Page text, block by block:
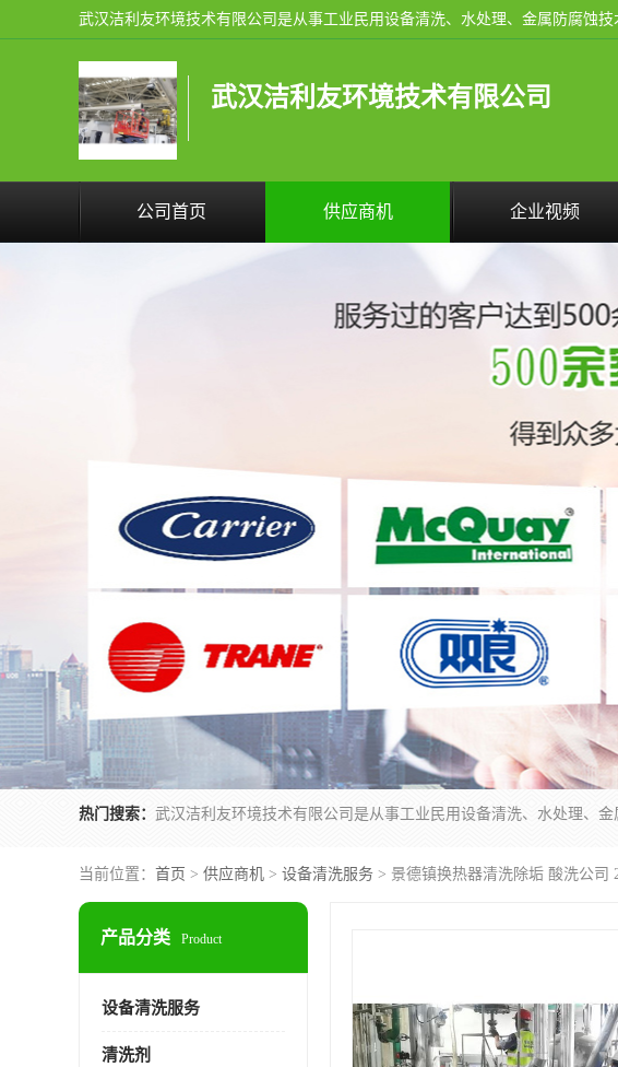
武汉洁利友环境技术有限公司
公司首页 供应商机 企业视频
热门搜索：
当前位置： 首页 > 供应商机 > 设备清洗服务 > 景德镇换热器清洗除垢 酸洗公司
产品分类 Product
设备清洗服务
清洗剂